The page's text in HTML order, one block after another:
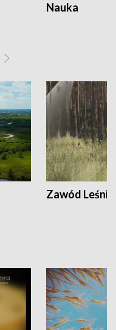
Nauka
Zawód Leśnik